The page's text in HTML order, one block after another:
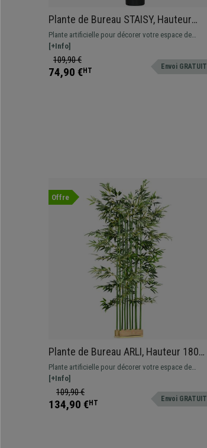
Plante de Bureau STAISY, Hauteur
110 cm, Ficus Artificiel, Pot Inclus
Plante artificielle pour décorer votre espace de
travail, hauteur 110 cm
[+Info]
109,90 €
74,90 €HT Envoi GRATUIT
Offre
Plante de Bureau ARLI, Hauteur 180
cm, Bambou Artificiel, Pot en Bois
Inclus
Plante artificielle pour décorer votre espace de
travail, hauteur 180 cm
[+Info]
109,90 €
134,90 €HT Envoi GRATUIT